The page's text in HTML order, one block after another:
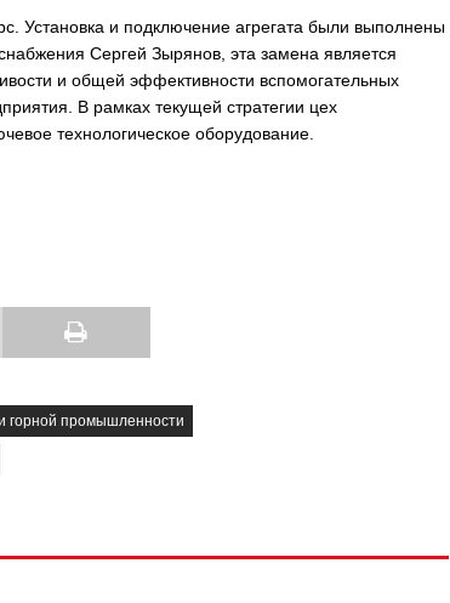
Установка и подключение агрегата были выполнены
Сергей Зырянов, эта замена является
и общей эффективности вспомогательных
В рамках текущей стратегии цех
технологическое оборудование.
горной промышленности